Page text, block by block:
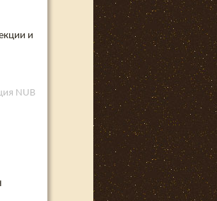
и
NUB